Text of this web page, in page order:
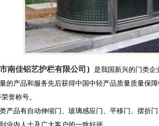
南佳铝艺护栏有限公司 ） 是我国新兴的门类企
的产品和服务先后获得中国中轻产品质量质量保
誉称号。
品有自动伸缩门、玻璃感应门、平移门、摆折门